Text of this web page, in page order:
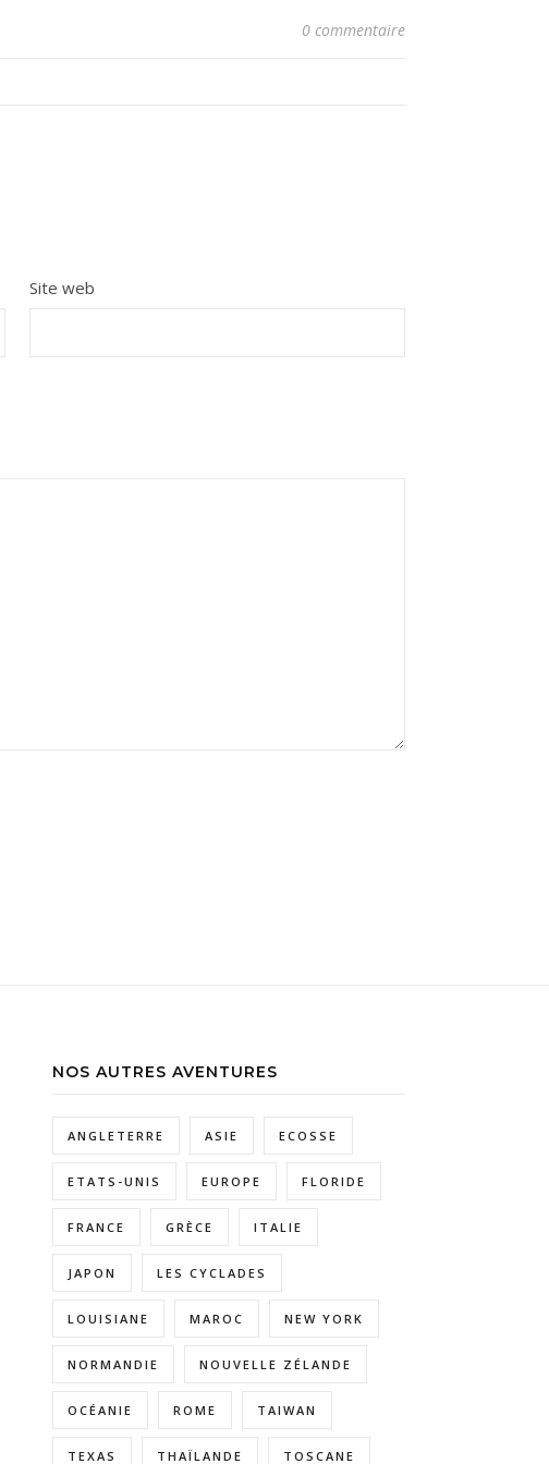
0 commentaire
Site web
NOS AUTRES AVENTURES
ANGLETERRE ASIE ECOSSE
ETATS-UNIS EUROPE FLORIDE
FRANCE GRÈCE ITALIE
JAPON LES CYCLADES
LOUISIANE MAROC NEW YORK
NORMANDIE NOUVELLE ZÉLANDE
OCÉANIE ROME TAIWAN
TEXAS THAÏLANDE TOSCANE